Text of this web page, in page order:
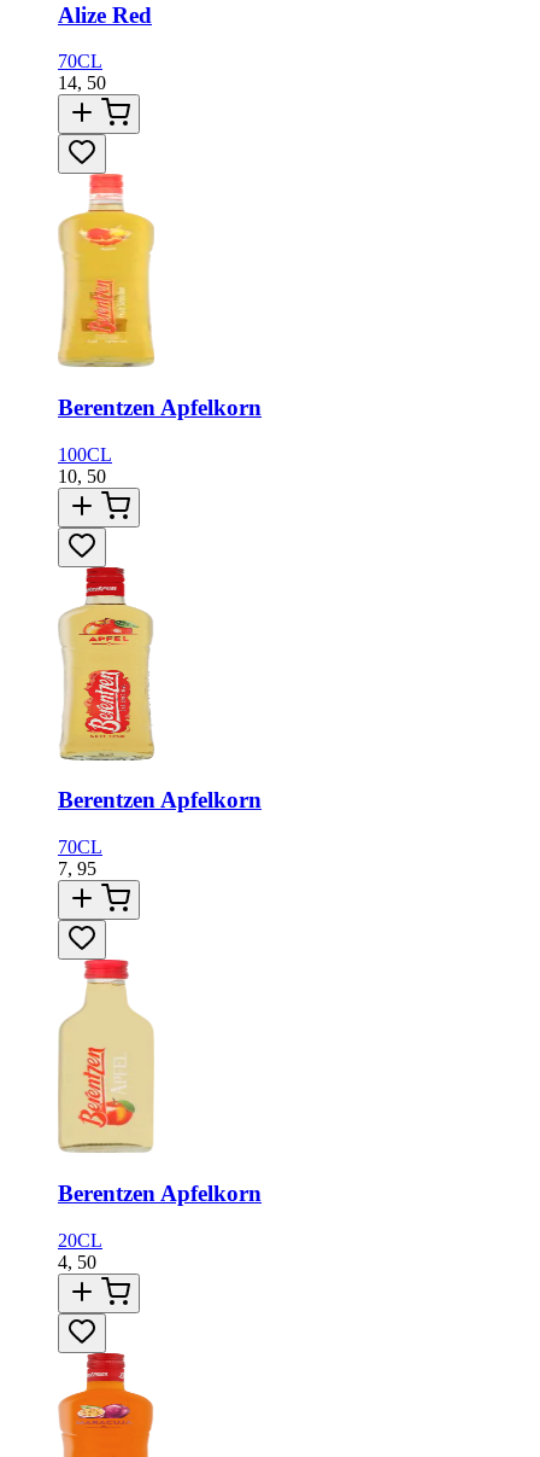
Alize Red
70CL
14, 50
Berentzen Apfelkorn
100CL
10, 50
Berentzen Apfelkorn
70CL
7, 95
Berentzen Apfelkorn
20CL
4, 50